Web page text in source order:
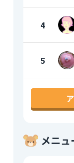
4
5
メニュ